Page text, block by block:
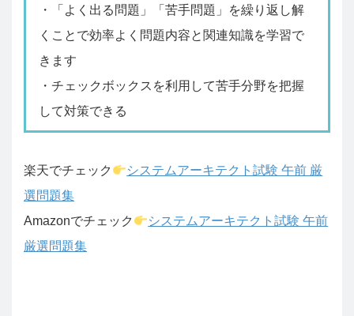
・「よく出る問題」「苦手問題」を繰り返し解
くことで効率よく問題内容と関連知識を学習で
きます
・チェックボックスを利用して苦手分野を把握
して対策できる
楽天でチェック
システムアーキテクト試験 午前 厳
選問題集
Amazonでチェック
システムアーキテクト試験 午前
厳選問題集